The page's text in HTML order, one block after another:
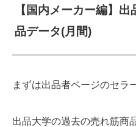
【国内メーカー編】
品データ(月間)
まずは出品者ページのセラ
出品大学の過去の売れ筋商